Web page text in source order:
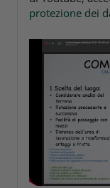
protezione dei